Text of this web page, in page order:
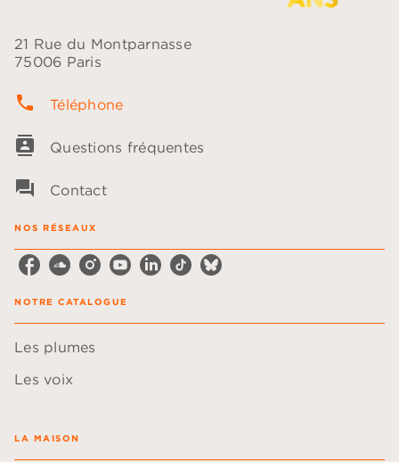
21 Rue du Montparnasse
75006 Paris
phone Téléphone
contacts Questions fréquentes
question_answer Contact
NOS RÉSEAUX
NOTRE CATALOGUE
Les plumes
Les voix
LA MAISON